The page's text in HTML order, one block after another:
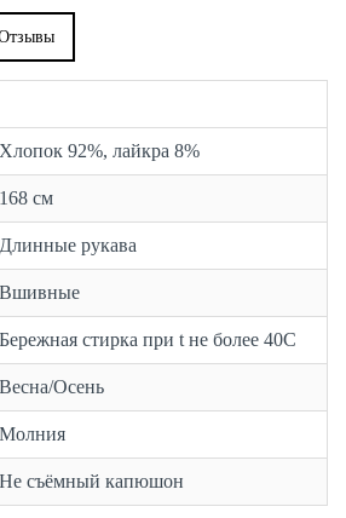
Хлопок 92%, лайкра 8%
168 см
Длинные рукава
Вшивные
Бережная стирка при t не более 40С
Весна/Осень
Молния
Не съёмный капюшон